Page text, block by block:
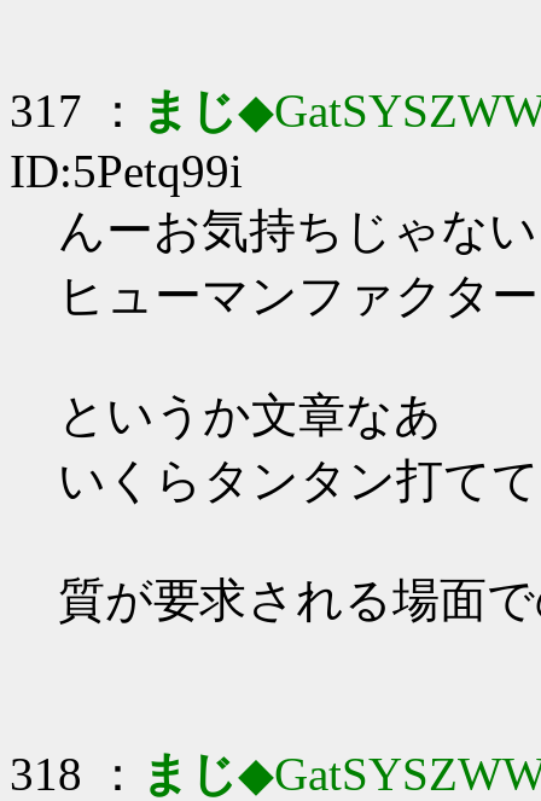
317 ： まじ
ID:5Petq99i
んーお気持ちじゃな
ヒューマンファクタ
というか文章なあ
いくらタンタン打て
質が要求される場面
318 ： まじ